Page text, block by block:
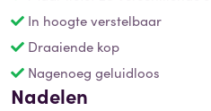
In hoogte verstelbaar
Draaiende kop
Nagenoeg geluidloos
Nadelen